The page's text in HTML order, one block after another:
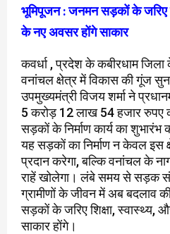
भूमिपूजन : जनमन सड़कों के जरिए
के नए अवसर होंगे साकार
कवर्धा , प्रदेश के कबीरधाम
वनांचल क्षेत्र में विकास की गूंज
उपमुख्यमंत्री विजय शर्मा ने
5 करोड़ 12 लाख 54 हजार रुपए
सड़कों के निर्माण कार्य का शुभारंभ
यह सड़कों का निर्माण न केवल इस
प्रदान करेगा, बल्कि वनांचल के
राहें खोलेगा। लंबे समय से सड़क
ग्रामीणों के जीवन में अब बदलाव
सड़कों के जरिए शिक्षा, स्वास्थ्य,
साकार होंगे।